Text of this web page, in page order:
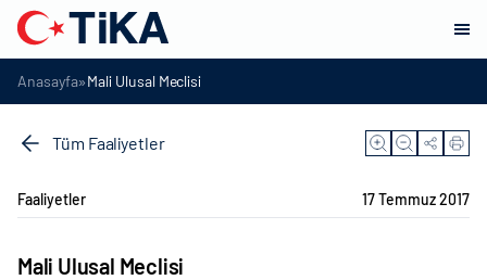
Anasayfa»Mali Ulusal Meclisi
Tüm Faaliyetler
Faaliyetler 17 Temmuz 2017
Mali Ulusal Meclisi